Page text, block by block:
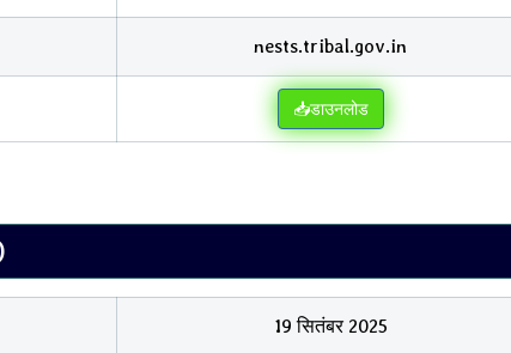
nests.tribal.gov.in
📥डाउनलोड
19 सितंबर 2025